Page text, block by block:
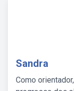
Sandra
Como